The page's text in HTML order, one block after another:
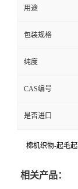
用途
包装规格
纯度
CAS编号
是否进口
棉机织物-起毛
相关产品：